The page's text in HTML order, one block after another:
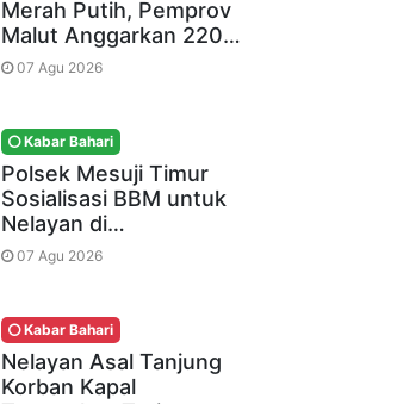
Merah Putih, Pemprov
Malut Anggarkan 220…
07 Agu 2026
Kabar Bahari
Polsek Mesuji Timur
Sosialisasi BBM untuk
Nelayan di…
07 Agu 2026
Kabar Bahari
Nelayan Asal Tanjung
Korban Kapal